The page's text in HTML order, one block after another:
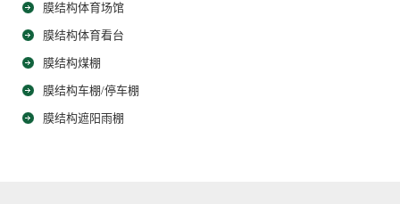
膜结构体育场馆
膜结构体育看台
膜结构煤棚
膜结构车棚/停车棚
膜结构遮阳雨棚